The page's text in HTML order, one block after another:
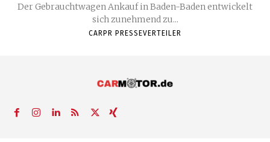
Der Gebrauchtwagen Ankauf in Baden-Baden entwickelt
sich zunehmend zu...
CARPR PRESSEVERTEILER